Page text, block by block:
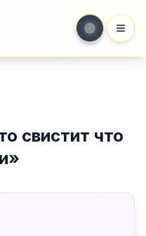
свистит что
»